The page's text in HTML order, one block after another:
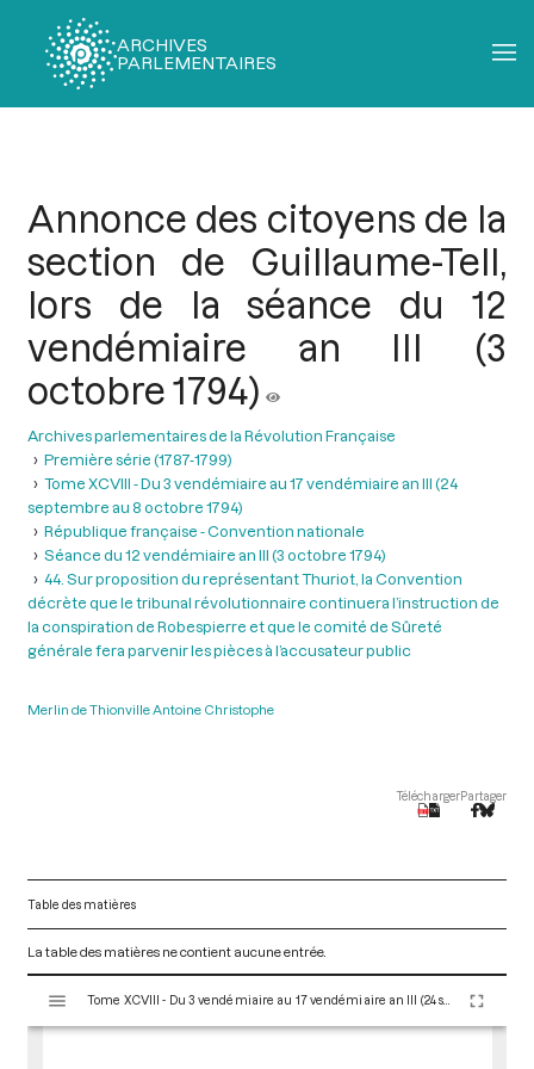
ARCHIVES
PARLEMENTAIRES
Annonce des citoyens de la
section de Guillaume-Tell,
lors de la séance du 12
vendémiaire an III (3
octobre 1794)
Archives parlementaires de la Révolution Française
Première série (1787-1799)
Tome XCVIII - Du 3 vendémiaire au 17 vendémiaire an III (24
septembre au 8 octobre 1794)
République française - Convention nationale
Séance du 12 vendémiaire an III (3 octobre 1794)
44. Sur proposition du représentant Thuriot, la Convention
décrète que le tribunal révolutionnaire continuera l’instruction de
la conspiration de Robespierre et que le comité de Sûreté
générale fera parvenir les pièces à l’accusateur public
Merlin de Thionville Antoine Christophe
TéléchargerPartager
Table des matières
La table des matières ne contient aucune entrée.
s